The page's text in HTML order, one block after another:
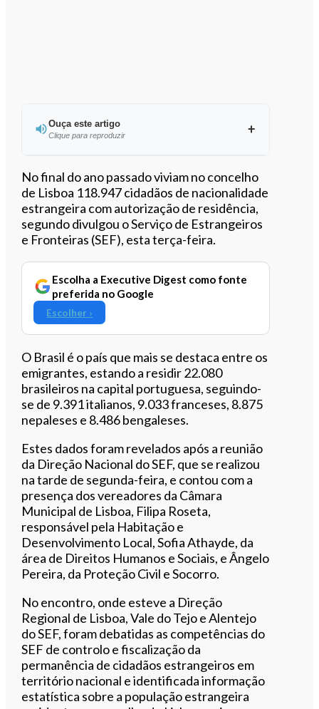
Ouça este artigo
Clique para reproduzir
Ouvir este artigo
No final do ano passado viviam no concelho
de Lisboa 118.947 cidadãos de nacionalidade
estrangeira com autorização de residência,
segundo divulgou o Serviço de Estrangeiros
e Fronteiras (SEF), esta terça-feira.
Escolha a Executive Digest como fonte
preferida no Google
Escolher ›
O Brasil é o país que mais se destaca entre os
emigrantes, estando a residir 22.080
brasileiros na capital portuguesa, seguindo-
se de 9.391 italianos, 9.033 franceses, 8.875
nepaleses e 8.486 bengaleses.
Estes dados foram revelados após a reunião
da Direção Nacional do SEF, que se realizou
na tarde de segunda-feira, e contou com a
presença dos vereadores da Câmara
Municipal de Lisboa, Filipa Roseta,
responsável pela Habitação e
Desenvolvimento Local, Sofia Athayde, da
área de Direitos Humanos e Sociais, e Ângelo
Pereira, da Proteção Civil e Socorro.
No encontro, onde esteve a Direção
Regional de Lisboa, Vale do Tejo e Alentejo
do SEF, foram debatidas as competências do
SEF de controlo e fiscalização da
permanência de cidadãos estrangeiros em
território nacional e identificada informação
estatística sobre a população estrangeira